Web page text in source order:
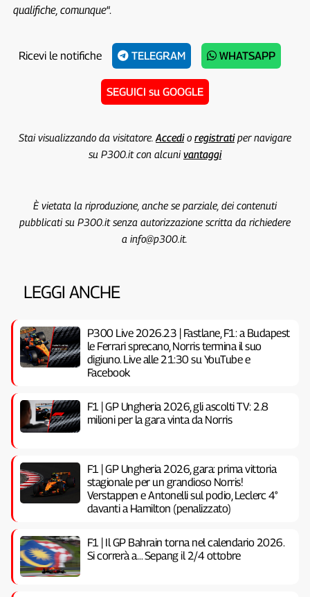
qualifiche, comunque“.
Ricevi le notifiche TELEGRAM WHATSAPP
SEGUICI su GOOGLE
Stai visualizzando da visitatore. Accedio registratiper navigare
su P300.it con alcunivantaggi
È vietata la riproduzione, anche se parziale, dei contenuti
pubblicati su P300.it senza autorizzazione scritta da richiedere
a info@p300.it.
LEGGI ANCHE
P300 Live 2026.23 | Fastlane, F1: a Budapest
le Ferrari sprecano, Norris termina il suo
digiuno. Live alle 21:30 su YouTube e
Facebook
F1 | GP Ungheria 2026, gli ascolti TV: 2.8
milioni per la gara vinta da Norris
F1 | GP Ungheria 2026, gara: prima vittoria
stagionale per un grandioso Norris!
Verstappen e Antonelli sul podio, Leclerc 4°
davanti a Hamilton (penalizzato)
F1 | Il GP Bahrain torna nel calendario 2026.
Si correrà a… Sepang il 2/4 ottobre